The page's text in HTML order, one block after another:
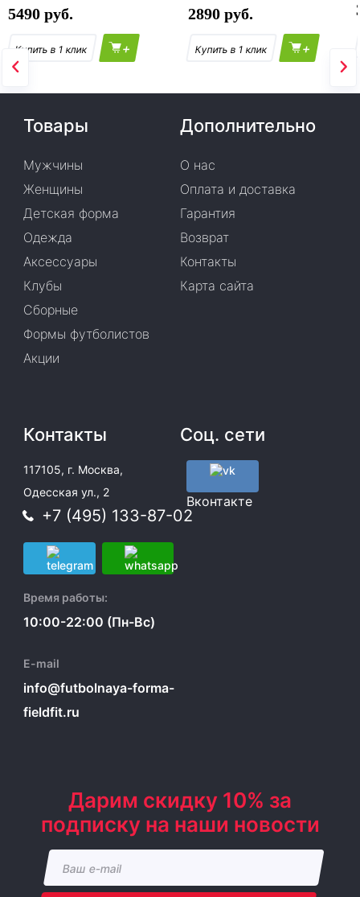
5490
+
2890
+
Товары
Мужчины
Женщины
Детская форма
Одежда
Аксессуары
Клубы
Сборные
Формы футболистов
Акции
Дополнительно
О нас
Оплата и доставка
Гарантия
Возврат
Контакты
Карта сайта
Контакты
117105, г. Москва,
Одесская ул., 2
+7 (495) 133-87-02
Время работы:
10:00-22:00 (Пн-Вс)
E-mail
info@futbolnaya-forma-
fieldfit.ru
Соц. сети
Вконтакте
Дарим скидку 10% за
подписку на наши новости